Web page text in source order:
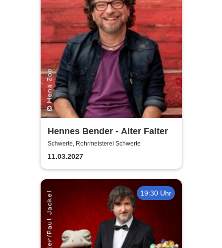
Hennes Bender - Alter Falter
Schwerte, Rohrmeisterei Schwerte
11.03.2027
19:30 Uhr